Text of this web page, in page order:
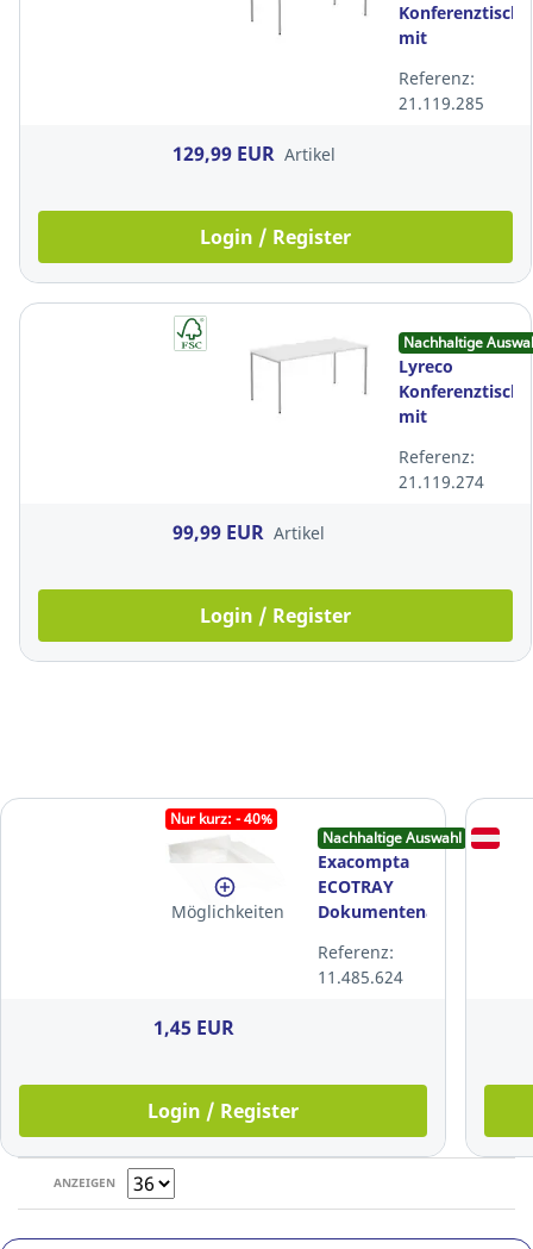
Konferenztisch
mit
160 × 80 cm,
weiß
Referenz:
21.119.285
129,99 EUR Artikel
Login / Register
Nachhaltige
Lyreco
Konferenztisch
mit
120 × 60 cm,
weiß
Referenz:
21.119.274
99,99 EUR Artikel
Login / Register
Nur kurz: - 40%
Möglichkeiten
Nachhaltige Auswahl
Exacompta
ECOTRAY
Dokumentenablage,
Referenz:
11.485.624
1,45 EUR
Login / Register
ANZEIGEN